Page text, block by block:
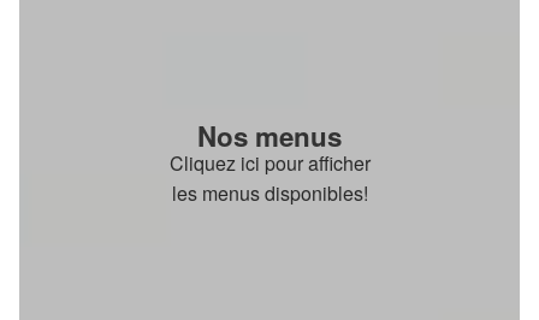
Nos menus
Cliquez ici pour afficher
les menus disponibles!